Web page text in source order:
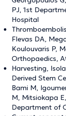
PJ, 1st
Hospital
Flevas DA,
Koulouvaris P,
Orthopaedics,
Harvesting,
Derived Stem
Bami M,
M, Mitsiokapa
Department of